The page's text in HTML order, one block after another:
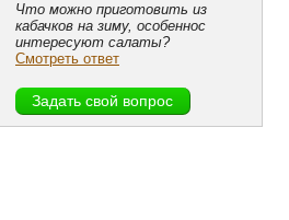
Что можно приготовить из
кабачков на зиму, особеннос
интересуют салаты?
Смотреть ответ